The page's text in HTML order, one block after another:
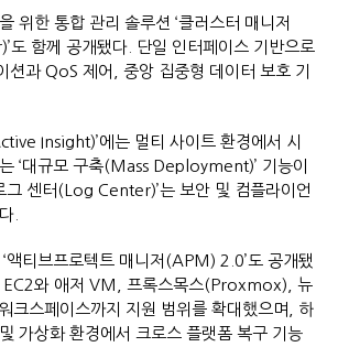
위한 통합 관리 솔루션 ‘클러스터 매니저
함께 공개됐다. 단일 인터페이스 기반으로
션과 QoS 제어, 중앙 집중형 데이터 보호 기
Insight)’에는 멀티 사이트 환경에서 시
‘대규모 구축(Mass Deployment)’ 기능이
그 센터(Log Center)’는 보안 및 컴플라이언
다.
액티브프로텍트 매니저(APM) 2.0’도 공개됐
EC2와 애저 VM, 프록스목스(Proxmox), 뉴
크스페이스까지 지원 범위를 확대했으며, 하
가상화 환경에서 크로스 플랫폼 복구 기능